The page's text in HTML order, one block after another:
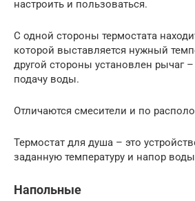
настроить и пользоваться.
С одной стороны термостата
которой выставляется нужный
другой стороны установлен рычаг –
подачу воды.
Отличаются смесители и по
Термостат для душа – это
заданную температуру и напор воды
Напольные